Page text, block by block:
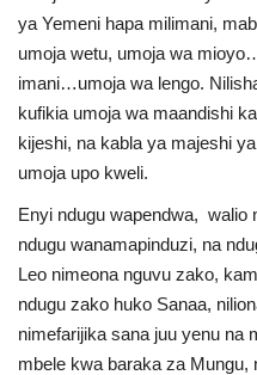
ya Yemeni hapa milimani,
umoja wetu, umoja wa
imani…umoja wa lengo.
kufikia umoja wa maandishi
kijeshi, na kabla ya majeshi
umoja upo kweli.
Enyi ndugu wapendwa, walio
ndugu wanamapinduzi, na
Leo nimeona nguvu zako,
ndugu zako huko Sanaa,
nimefarijika sana juu yenu na
mbele kwa baraka za Mungu,